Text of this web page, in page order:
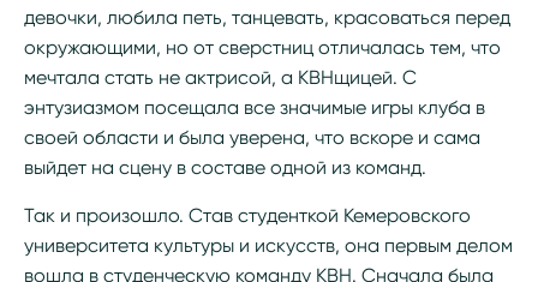
девочки, любила петь, танцевать, красоваться перед
окружающими, но от сверстниц отличалась тем, что
мечтала стать не актрисой, а КВНщицей. С
энтузиазмом посещала все значимые игры клуба в
своей области и была уверена, что вскоре и сама
выйдет на сцену в составе одной из команд.
Так и произошло. Став студенткой Кемеровского
университета культуры и искусств, она первым делом
вошла в студенческую команду КВН. Сначала была